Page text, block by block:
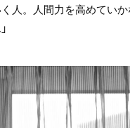
人。人間力を高めてい